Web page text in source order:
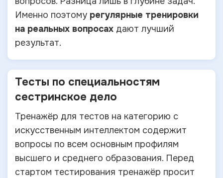
Именно поэтому регулярные тренировки
на реальных вопросах дают лучший
результат.
Тесты по специальностям
сестринское дело
Тренажёр для тестов на категорию с
искусственным интеллектом содержит
вопросы по всем основным профилям
высшего и среднего образования. Перед
стартом тестирования тренажёр просит